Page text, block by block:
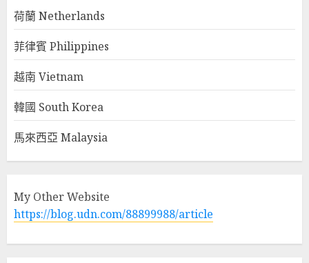
荷蘭 Netherlands
菲律賓 Philippines
越南 Vietnam
韓國 South Korea
馬來西亞 Malaysia
My Other Website
https://blog.udn.com/88899988/article